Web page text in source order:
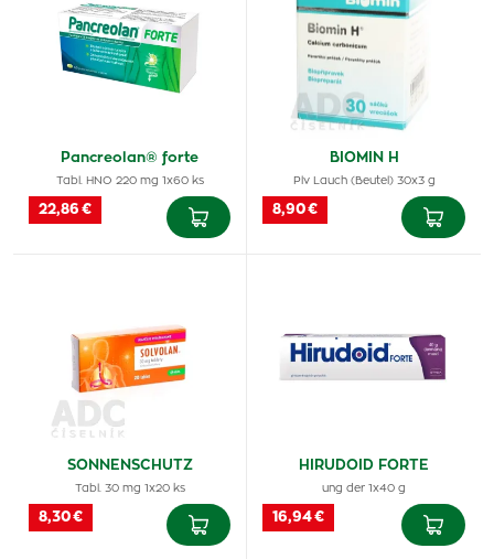
Pancreolan® forte
Tabl. HNO 220 mg 1x60 ks
22,86 €
BIOMIN H
Plv Lauch (Beutel) 30x3 g
8,90 €
SONNENSCHUTZ
Tabl. 30 mg 1x20 ks
8,30 €
HIRUDOID FORTE
ung der 1x40 g
16,94 €